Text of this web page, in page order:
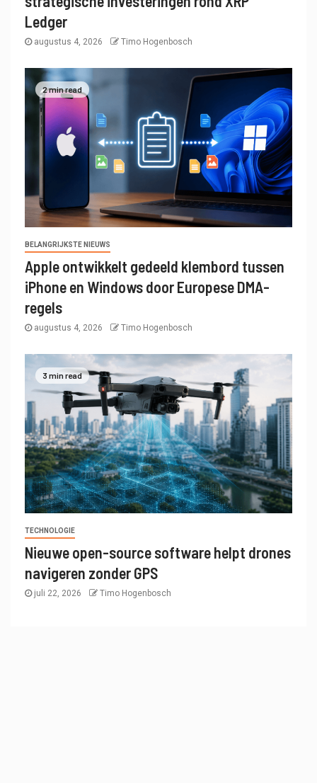
Ledger
augustus 4, 2026 Timo Hogenbosch
2 min read
BELANGRIJKSTE NIEUWS
Apple ontwikkelt gedeeld klembord tussen
iPhone en Windows door Europese DMA-
regels
augustus 4, 2026 Timo Hogenbosch
3 min read
TECHNOLOGIE
Nieuwe open-source software helpt drones
navigeren zonder GPS
juli 22, 2026 Timo Hogenbosch